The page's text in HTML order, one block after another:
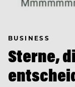
BUSINESS
Sterne,